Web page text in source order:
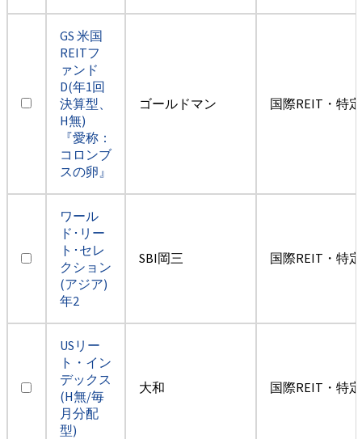
GS 米国
REITフ
ァンド
D(年1回
決算型、
H無)
『愛称：
コロンブ
スの卵』
ゴールドマン 国際REIT・特
ワール
ド･リー
ト･セレ
クション
(アジア)
年2
SBI岡三 国際REIT・特
USリー
ト・イン
デックス
(H無/毎
月分配
型)
大和 国際REIT・特